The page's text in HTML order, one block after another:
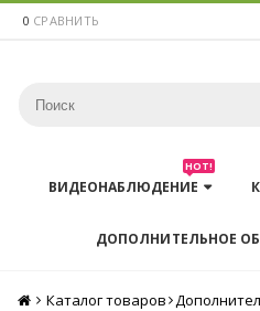
0 СРАВНИТЬ
ВИДЕОНАБЛЮДЕНИЕ
HOT!
ДОПОЛНИТЕЛЬНОЕ
Главная
Каталог товаров